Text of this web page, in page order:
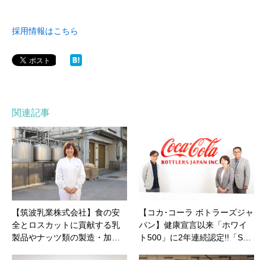
採用情報はこちら
関連記事
【筑波乳業株式会社】食の安
全とロスカットに貢献する乳
製品やナッツ類の製造・加…
【コカ･コーラ ボトラーズジャ
パン】健康宣言以来「ホワイ
ト500」に2年連続認定!!「S…